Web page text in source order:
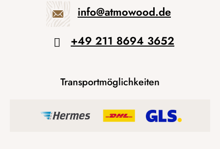
info@atmowood.de
+49 211 8694 3652
Transportmöglichkeiten